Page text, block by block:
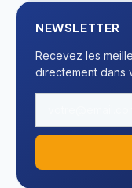
NEWSLETTER
Recevez les
directement dans